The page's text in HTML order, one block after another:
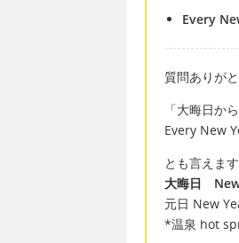
Every
質問ありが
「大晦日か
Every New
とも言えます
大晦日 New
元日 New
*温泉 hot